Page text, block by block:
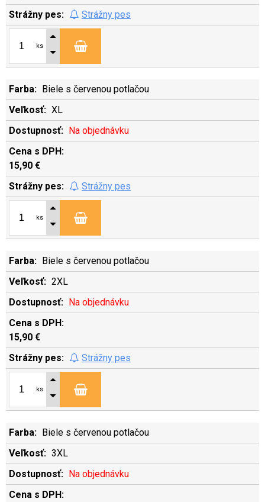
Strážny pes
ks
Biele s červenou potlačou
XL
Na objednávku
15,90 €
Strážny pes
ks
Biele s červenou potlačou
2XL
Na objednávku
15,90 €
Strážny pes
ks
Biele s červenou potlačou
3XL
Na objednávku